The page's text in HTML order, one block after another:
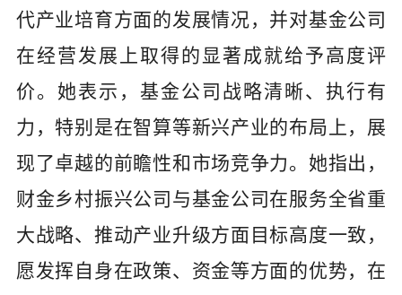
代产业培育方面的发展情况，并对基金公司
在经营发展上取得的显著成就给予高度评
价。她表示，基金公司战略清晰、执行有
力，特别是在智算等新兴产业的布局上，展
现了卓越的前瞻性和市场竞争力。她指出，
财金乡村振兴公司与基金公司在服务全省重
大战略、推动产业升级方面目标高度一致，
愿发挥自身在政策、资金等方面的优势，在